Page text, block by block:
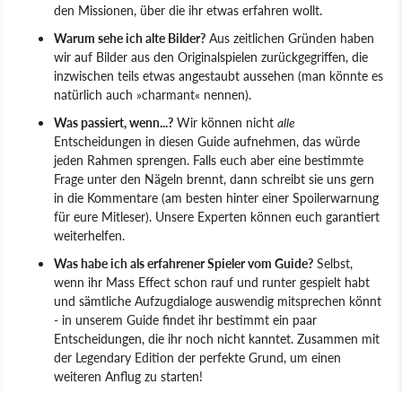
den Missionen, über die ihr etwas erfahren wollt.
Warum sehe ich alte Bilder? Aus zeitlichen Gründen haben
wir auf Bilder aus den Originalspielen zurückgegriffen, die
inzwischen teils etwas angestaubt aussehen (man könnte es
natürlich auch »charmant« nennen).
Was passiert, wenn...? Wir können nicht alle
Entscheidungen in diesen Guide aufnehmen, das würde
jeden Rahmen sprengen. Falls euch aber eine bestimmte
Frage unter den Nägeln brennt, dann schreibt sie uns gern
in die Kommentare (am besten hinter einer Spoilerwarnung
für eure Mitleser). Unsere Experten können euch garantiert
weiterhelfen.
Was habe ich als erfahrener Spieler vom Guide? Selbst,
wenn ihr Mass Effect schon rauf und runter gespielt habt
und sämtliche Aufzugdialoge auswendig mitsprechen könnt
- in unserem Guide findet ihr bestimmt ein paar
Entscheidungen, die ihr noch nicht kanntet. Zusammen mit
der Legendary Edition der perfekte Grund, um einen
weiteren Anflug zu starten!